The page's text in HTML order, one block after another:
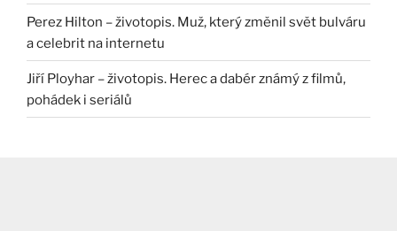
Perez Hilton – životopis. Muž, který změnil svět bulváru
a celebrit na internetu
Jiří Ployhar – životopis. Herec a dabér známý z filmů,
pohádek i seriálů